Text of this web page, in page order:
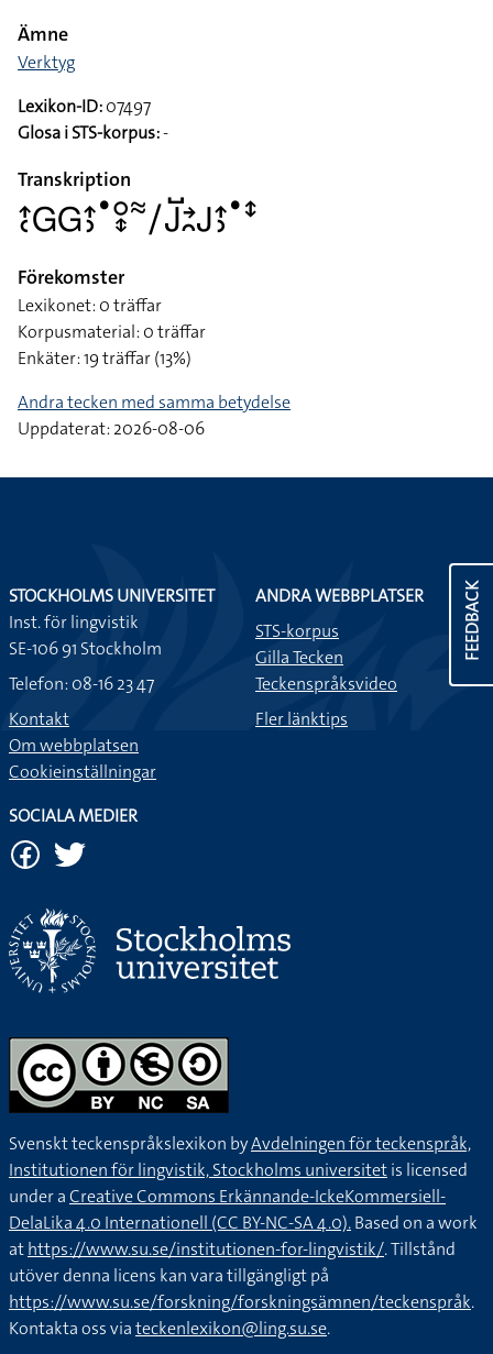
Ämne
Verktyg
Lexikon-ID:07497
Glosa i STS-korpus:-
Transkription
􌤴􌥗􌤦􌤦􌤴􌤶􌤟􌥰􌦋􌦇􌥠􌤢􌤹􌥔􌥘􌤢􌤴􌤶􌤟􌥥
Förekomster
Lexikonet: 0 träffar
Korpusmaterial: 0 träffar
Enkäter: 19 träffar (13%)
Andra tecken med samma betydelse
Uppdaterat: 2026-08-06
FEEDBACK
STOCKHOLMS UNIVERSITET
Inst. för lingvistik
SE-106 91 Stockholm
Telefon: 08-16 23 47
Kontakt
Om webbplatsen
Cookieinställningar
ANDRA WEBBPLATSER
STS-korpus
Gilla Tecken
Teckenspråksvideo
Fler länktips
SOCIALA MEDIER
Svenskt teckenspråkslexikon byAvdelningen för teckenspråk,
Institutionen för lingvistik, Stockholms universitetis licensed
under aCreative Commons Erkännande-IckeKommersiell-
DelaLika 4.0 Internationell (CC BY-NC-SA 4.0).Based on a work
athttps://www.su.se/institutionen-for-lingvistik/. Tillstånd
utöver denna licens kan vara tillgängligt på
https://www.su.se/forskning/forskningsämnen/teckenspråk.
Kontakta oss viateckenlexikon@ling.su.se.